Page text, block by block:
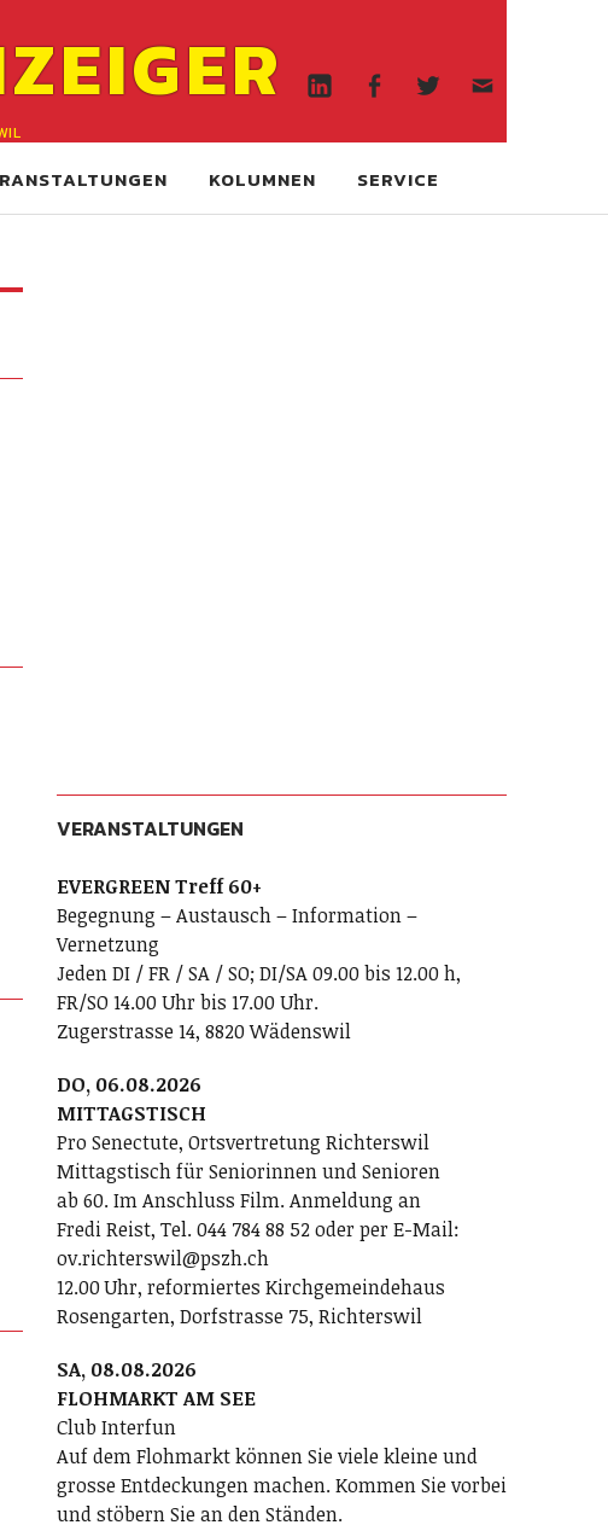
KOLUMNEN SERVICE
VERANSTALTUNGEN
EVERGREEN Treff 60+
Begegnung – Austausch – Information –
Vernetzung
Jeden DI / FR / SA / SO; DI/SA 09.00 bis 12.00 h,
FR/SO 14.00 Uhr bis 17.00 Uhr.
Zugerstrasse 14, 8820 Wädenswil
DO, 06.08.2026
MITTAGSTISCH
Pro Senectute, Ortsvertretung Richterswil
Mittagstisch für Seniorinnen und Senioren
ab 60. Im Anschluss Film. Anmeldung an
Fredi Reist, Tel. 044 784 88 52 oder per E-Mail:
ov.richterswil@pszh.ch
12.00 Uhr, reformiertes Kirchgemeindehaus
Rosengarten, Dorfstrasse 75, Richterswil
SA, 08.08.2026
FLOHMARKT AM SEE
Club Interfun
Auf dem Flohmarkt können Sie viele kleine und
grosse Entdeckungen machen. Kommen Sie vorbei
und stöbern Sie an den Ständen.